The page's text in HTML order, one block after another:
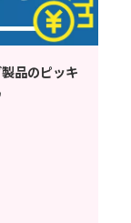
品のピッキ